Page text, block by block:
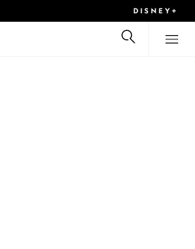
DISNEY+